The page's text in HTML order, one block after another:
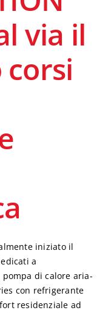
via il
iniziato il
a
pompa di calore aria-
con refrigerante
residenziale ad